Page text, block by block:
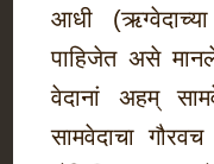
आधी
पाहिजेत असे
वेदानां अहम्
सामवेदाचा